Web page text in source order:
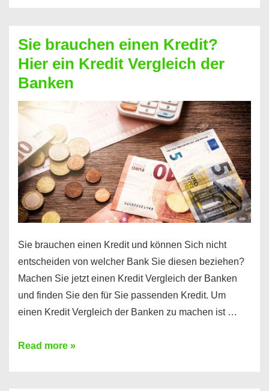
Summe
Geld?
Hier
einen
10000
Euro
Kredit
finden
Sie brauchen einen Kredit?
Hier ein Kredit Vergleich der
Banken
Sie brauchen einen Kredit und können Sich nicht
entscheiden von welcher Bank Sie diesen beziehen?
Machen Sie jetzt einen Kredit Vergleich der Banken
und finden Sie den für Sie passenden Kredit. Um
einen Kredit Vergleich der Banken zu machen ist …
Sie
Read more »